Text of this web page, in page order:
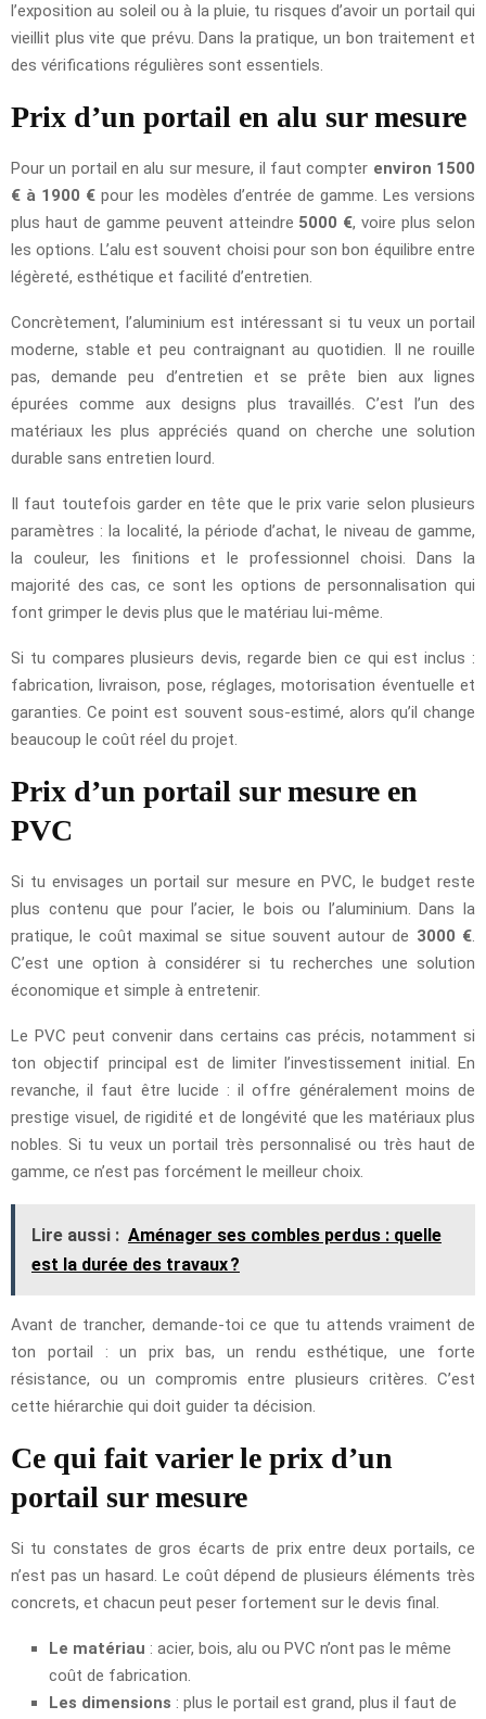
l’exposition au soleil ou à la pluie, tu risques d’avoir un portail qui
vieillit plus vite que prévu. Dans la pratique, un bon traitement et
des vérifications régulières sont essentiels.
Prix d’un portail en alu sur mesure
Pour un portail en alu sur mesure, il faut compter environ 1500
€ à 1900 € pour les modèles d’entrée de gamme. Les versions
plus haut de gamme peuvent atteindre 5000 €, voire plus selon
les options. L’alu est souvent choisi pour son bon équilibre entre
légèreté, esthétique et facilité d’entretien.
Concrètement, l’aluminium est intéressant si tu veux un portail
moderne, stable et peu contraignant au quotidien. Il ne rouille
pas, demande peu d’entretien et se prête bien aux lignes
épurées comme aux designs plus travaillés. C’est l’un des
matériaux les plus appréciés quand on cherche une solution
durable sans entretien lourd.
Il faut toutefois garder en tête que le prix varie selon plusieurs
paramètres : la localité, la période d’achat, le niveau de gamme,
la couleur, les finitions et le professionnel choisi. Dans la
majorité des cas, ce sont les options de personnalisation qui
font grimper le devis plus que le matériau lui-même.
Si tu compares plusieurs devis, regarde bien ce qui est inclus :
fabrication, livraison, pose, réglages, motorisation éventuelle et
garanties. Ce point est souvent sous-estimé, alors qu’il change
beaucoup le coût réel du projet.
Prix d’un portail sur mesure en
PVC
Si tu envisages un portail sur mesure en PVC, le budget reste
plus contenu que pour l’acier, le bois ou l’aluminium. Dans la
pratique, le coût maximal se situe souvent autour de 3000 €.
C’est une option à considérer si tu recherches une solution
économique et simple à entretenir.
Le PVC peut convenir dans certains cas précis, notamment si
ton objectif principal est de limiter l’investissement initial. En
revanche, il faut être lucide : il offre généralement moins de
prestige visuel, de rigidité et de longévité que les matériaux plus
nobles. Si tu veux un portail très personnalisé ou très haut de
gamme, ce n’est pas forcément le meilleur choix.
Lire aussi : Aménager ses combles perdus : quelle
est la durée des travaux ?
Avant de trancher, demande-toi ce que tu attends vraiment de
ton portail : un prix bas, un rendu esthétique, une forte
résistance, ou un compromis entre plusieurs critères. C’est
cette hiérarchie qui doit guider ta décision.
Ce qui fait varier le prix d’un
portail sur mesure
Si tu constates de gros écarts de prix entre deux portails, ce
n’est pas un hasard. Le coût dépend de plusieurs éléments très
concrets, et chacun peut peser fortement sur le devis final.
Le matériau : acier, bois, alu ou PVC n’ont pas le même
coût de fabrication.
Les dimensions : plus le portail est grand, plus il faut de